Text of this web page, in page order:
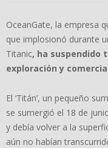
OceanGate, la empresa
que implosionó durante
Titanic, ha suspendido
exploración y
El ‘Titán’, un pequeño
se sumergió el 18 de
y debía volver a la
aún no habían